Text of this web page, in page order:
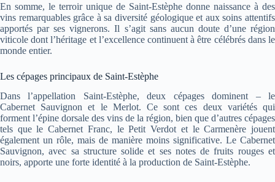
En somme, le terroir unique de Saint-Estèphe donne naissance à des
vins remarquables grâce à sa diversité géologique et aux soins attentifs
apportés par ses vignerons. Il s’agit sans aucun doute d’une région
viticole dont l’héritage et l’excellence continuent à être célébrés dans le
monde entier.
Les cépages principaux de Saint-Estèphe
Dans l’appellation Saint-Estèphe, deux cépages dominent – le
Cabernet Sauvignon et le Merlot. Ce sont ces deux variétés qui
forment l’épine dorsale des vins de la région, bien que d’autres cépages
tels que le Cabernet Franc, le Petit Verdot et le Carmenère jouent
également un rôle, mais de manière moins significative. Le Cabernet
Sauvignon, avec sa structure solide et ses notes de fruits rouges et
noirs, apporte une forte identité à la production de Saint-Estèphe.